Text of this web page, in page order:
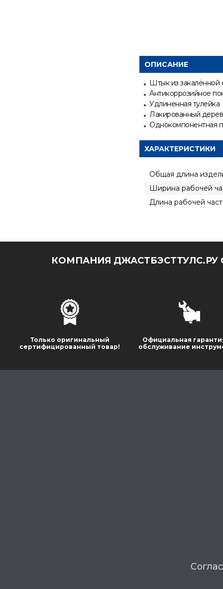
ОПИСАНИЕ
Штык из закалённой
Антикоррозийное
Удлиненная тулейка
Лакированный
Однокомпонентная
ХАРАКТЕРИСТИКИ
Общая длина
Ширина рабочей
Длина рабочей
КОМПАНИЯ
Только оригинальный
сертифицированный товар!
Официальная
обслуживание